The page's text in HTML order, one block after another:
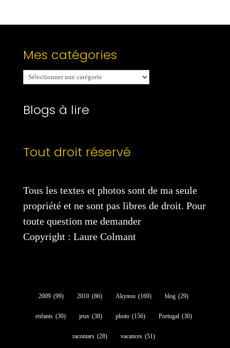
Mes catégories
Mes
catégories
Blogs à lire
Tout droit réservé
Tous les textes et photos sont de ma seule
propriété et ne sont pas libres de droit. Pour
toute question me demander
Copyright : Laure Colmant
2009 (99) 2010 (86) Akynou (169) blog (29)
enfants (30) jeux (38) photo (156) Portugal (30)
racontars (28) vacances (51)